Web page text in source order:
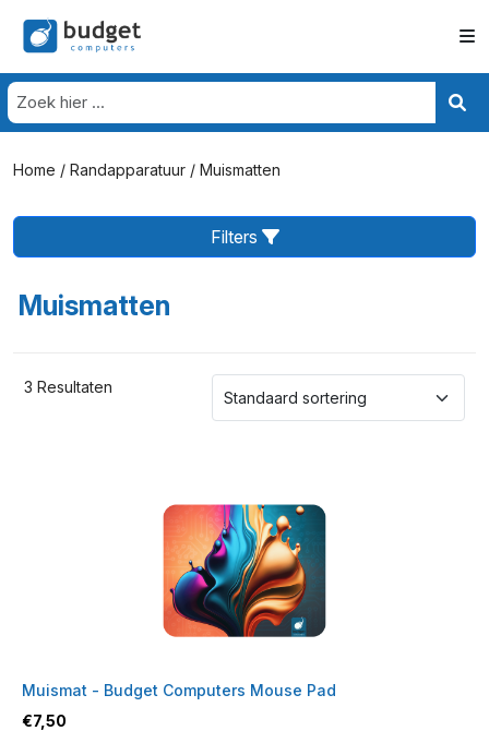
Home / Randapparatuur / Muismatten
Filters
Muismatten
3 Resultaten
Muismat - Budget Computers Mouse Pad
€7,50